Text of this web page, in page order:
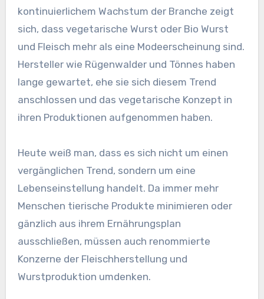
kontinuierlichem Wachstum der Branche zeigt
sich, dass vegetarische Wurst oder Bio Wurst
und Fleisch mehr als eine Modeerscheinung sind.
Hersteller wie Rügenwalder und Tönnes haben
lange gewartet, ehe sie sich diesem Trend
anschlossen und das vegetarische Konzept in
ihren Produktionen aufgenommen haben.
Heute weiß man, dass es sich nicht um einen
vergänglichen Trend, sondern um eine
Lebenseinstellung handelt. Da immer mehr
Menschen tierische Produkte minimieren oder
gänzlich aus ihrem Ernährungsplan
ausschließen, müssen auch renommierte
Konzerne der Fleischherstellung und
Wurstproduktion umdenken.